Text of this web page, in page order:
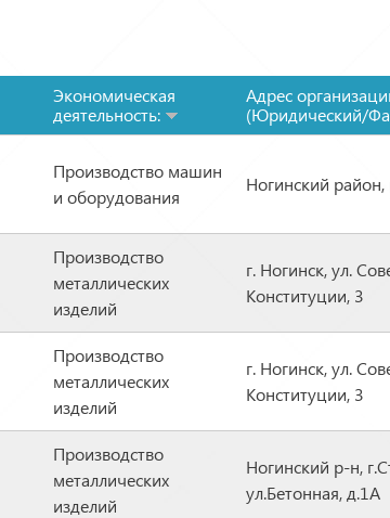
Экономическая
деятельность:
Адрес
(Юридический/
Производство машин
и оборудования
Ногинский
Производство
металлических
изделий
г. Ногинск, ул.
Конституции, 3
Производство
металлических
изделий
г. Ногинск, ул.
Конституции, 3
Производство
металлических
изделий
Ногинский р-н,
ул.Бетонная, д.1А